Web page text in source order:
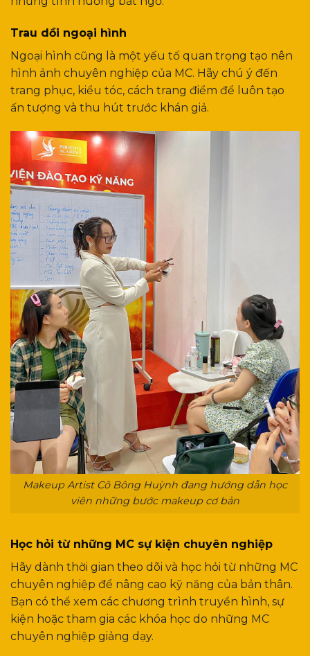
Trau dồi ngoại hình
Ngoại hình cũng là một yếu tố quan trọng tạo nên
hình ảnh chuyên nghiệp của MC. Hãy chú ý đến
trang phục, kiểu tóc, cách trang điểm để luôn tạo
ấn tượng và thu hút trước khán giả.
Makeup Artist Cô Bông Huỳnh đang hướng dẫn học
viên những bước makeup cơ bản
Học hỏi từ những MC sự kiện chuyên nghiệp
Hãy dành thời gian theo dõi và học hỏi từ những MC
chuyên nghiệp để nâng cao kỹ năng của bản thân.
Bạn có thể xem các chương trình truyền hình, sự
kiện hoặc tham gia các khóa học do những MC
chuyên nghiệp giảng dạy.